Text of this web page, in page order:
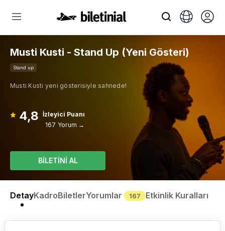
Musti Kusti - Stand Up (Yeni Gösteri)
Stand up
Musti Kusti yeni gösterisiyle sahnede!
4,8 İzleyici Puanı
167 Yorum →
BİLETİNİ AL
DetayKadroBiletlerYorumlar 167 Etkinlik Kuralları